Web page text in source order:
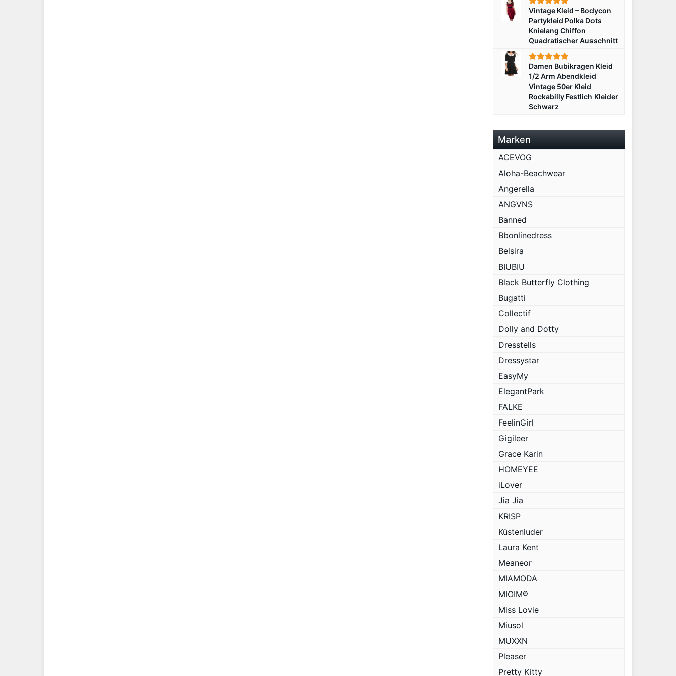
Vintage Kleid – Bodycon
Partykleid Polka Dots
Knielang Chiffon
Quadratischer Ausschnitt
Damen Bubikragen Kleid
1/2 Arm Abendkleid
Vintage 50er Kleid
Rockabilly Festlich Kleider
Schwarz
Marken
ACEVOG
Aloha-Beachwear
Angerella
ANGVNS
Banned
Bbonlinedress
Belsira
BIUBIU
Black Butterfly Clothing
Bugatti
Collectif
Dolly and Dotty
Dresstells
Dressystar
EasyMy
ElegantPark
FALKE
FeelinGirl
Gigileer
Grace Karin
HOMEYEE
iLover
Jia Jia
KRISP
Küstenluder
Laura Kent
Meaneor
MIAMODA
MIOIM®
Miss Lovie
Miusol
MUXXN
Pleaser
Pretty Kitty